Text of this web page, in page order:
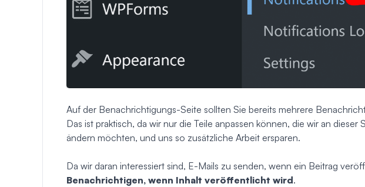
Auf der Benachrichtigungs-Seite sollten Sie bereits mehrere
Das ist praktisch, da wir nur die Teile anpassen können, die wir an
ändern möchten, und uns so zusätzliche Arbeit ersparen.
Da wir daran interessiert sind, E-Mails zu senden, wenn ein Beitrag
Benachrichtigen, wenn Inhalt veröffentlicht wird.